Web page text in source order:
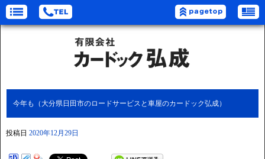
今年も（大分県日田市のロードサービスと車屋のカードック弘成）
投稿日 2020年12月29日